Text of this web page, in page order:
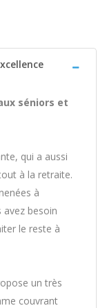
séniors et
qui a aussi
à la retraite.
à
besoin
le reste à
un très
couvrant